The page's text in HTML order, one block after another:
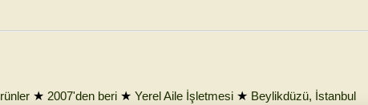
★ 2007'den beri ★ Yerel Aile İşletmesi ★ Beylikdüzü, İstanbul